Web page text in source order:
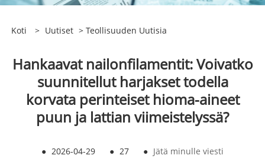
Koti > Uutiset > Teollisuuden Uutisia
Hankaavat nailonfilamentit: Voivatko
suunnitellut harjakset todella
korvata perinteiset hioma-aineet
puun ja lattian viimeistelyssä?
● 2026-04-29 ● 27 ● Jätä minulle viesti